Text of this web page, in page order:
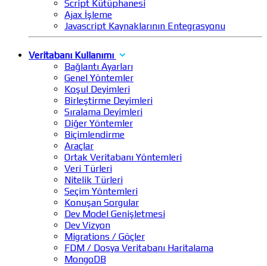
Script Kütüphanesi
Ajax İşleme
Javascript Kaynaklarının Entegrasyonu
Veritabanı Kullanımı
Bağlantı Ayarları
Genel Yöntemler
Koşul Deyimleri
Birleştirme Deyimleri
Sıralama Deyimleri
Diğer Yöntemler
Biçimlendirme
Araçlar
Ortak Veritabanı Yöntemleri
Veri Türleri
Nitelik Türleri
Seçim Yöntemleri
Konuşan Sorgular
Dev Model Genişletmesi
Dev Vizyon
Migrations / Göçler
FDM / Dosya Veritabanı Haritalama
MongoDB